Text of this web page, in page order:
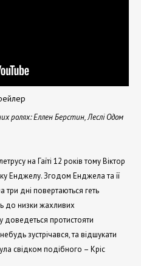
ролях: Еллен Берстин, Леслі Одом
на Гаїті 12 років тому Віктор
Енджелу. Згодом Енджела та її
три дні повертаються геть
до низки жахливих
протистояти
зустрічався, та відшукати
свідком подібного – Кріс